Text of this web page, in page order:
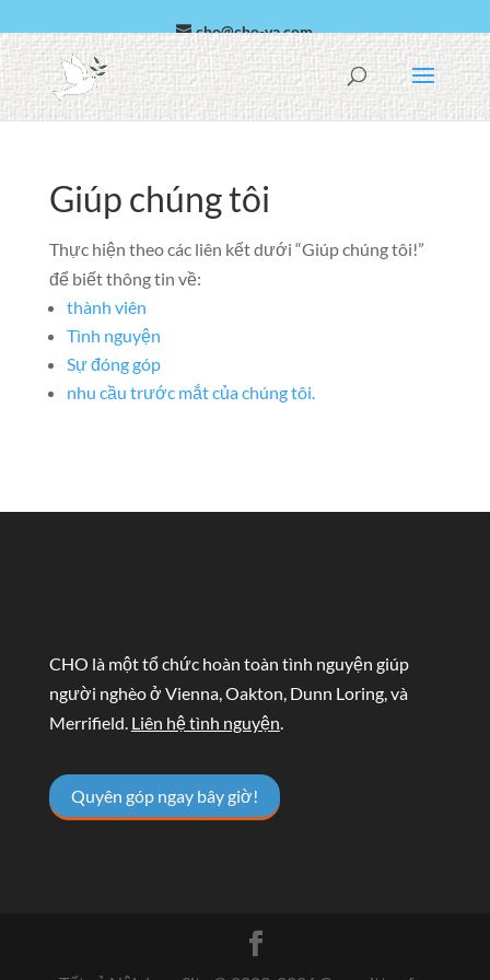
cho@cho-va.com
Ả rập
Español
Giúp chúng tôi
Thực hiện theo các liên kết dưới “Giúp chúng tôi!”
để biết thông tin về:
thành viên
Tình nguyện
Sự đóng góp
nhu cầu trước mắt của chúng tôi.
CHO là một tổ chức hoàn toàn tình nguyện giúp
người nghèo ở Vienna, Oakton, Dunn Loring, và
Merrifield. Liên hệ tình nguyện.
Quyên góp ngay bây giờ!